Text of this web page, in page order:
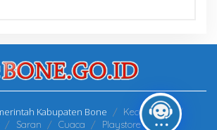
Kabupaten Bone
Kecamatan
Saran Cuaca Playstore